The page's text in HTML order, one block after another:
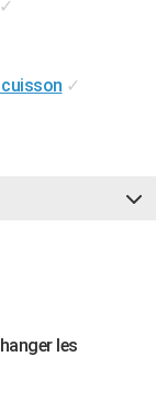
✓
cuisson ✓
les